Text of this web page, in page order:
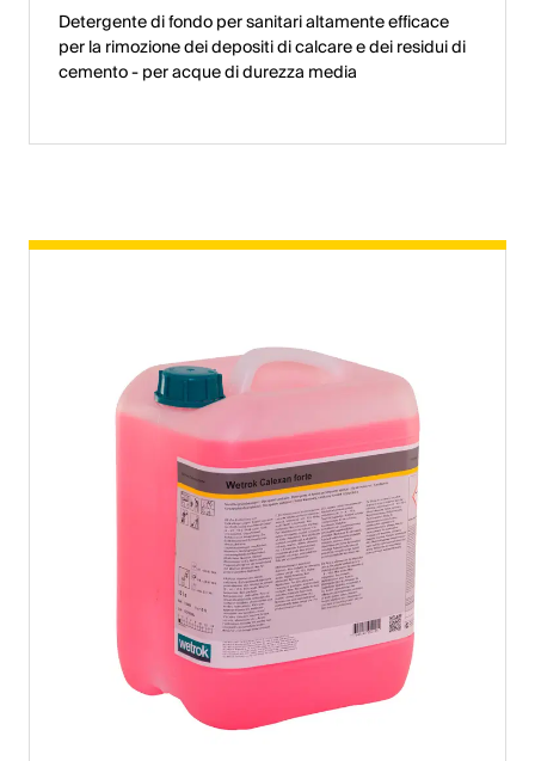
Detergente di fondo per sanitari altamente efficace
per la rimozione dei depositi di calcare e dei residui di
cemento - per acque di durezza media